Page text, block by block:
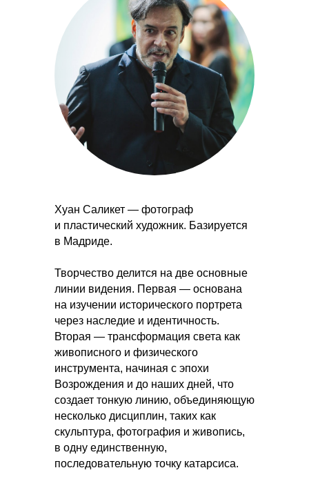
Хуан Саликет — фотограф
и пластический художник. Базируется
в Мадриде.
Творчество делится на две основные
линии видения. Первая — основана
на изучении исторического портрета
через наследие и идентичность.
Вторая — трансформация света как
живописного и физического
инструмента, начиная с эпохи
Возрождения и до наших дней, что
создает тонкую линию, объединяющую
несколько дисциплин, таких как
скульптура, фотография и живопись,
в одну единственную,
последовательную точку катарсиса.